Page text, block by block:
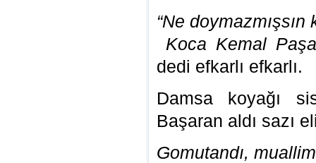
“Ne
Koca Kemal
dedi efkarlı efkarlı.
Damsa koyağı
Başaran aldı sazı
Gomutandı,